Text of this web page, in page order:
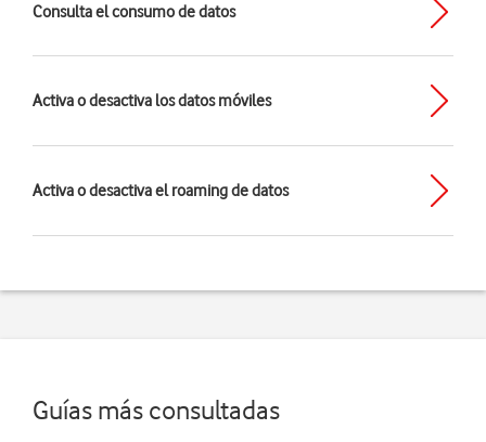
Consulta el consumo de datos
Activa o desactiva los datos móviles
Activa o desactiva el roaming de datos
Guías más consultadas